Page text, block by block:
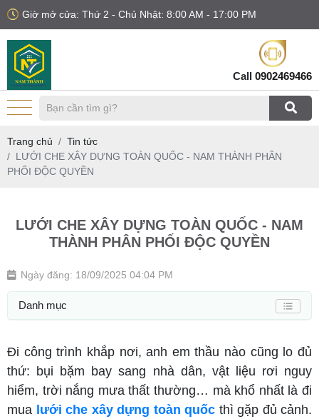
Giờ mở cửa: Thứ 2 - Chủ Nhật: 8:00 AM - 17:00 PM
Call 0902469466
Trang chủ
Tin tức
LƯỚI CHE XÂY DỰNG TOÀN QUỐC - NAM THÀNH PHÂN
PHỐI ĐỘC QUYỀN
LƯỚI CHE XÂY DỰNG TOÀN QUỐC - NAM
THÀNH PHÂN PHỐI ĐỘC QUYỀN
Ngày đăng: 18/09/2025 04:04 PM
Danh mục
Đi công trình khắp nơi, anh em thầu nào cũng lo đủ
thứ: bụi bặm bay sang nhà dân, vật liệu rơi nguy
hiểm, trời nắng mưa thất thường… mà khổ nhất là đi
mua lưới che xây dựng toàn quốc thì gặp đủ cảnh.